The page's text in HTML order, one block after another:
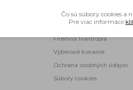
Čo sú súbory cookies a
Pre viac informácií
Informácia pre verejnosť
Objednávky a faktúry
Firemná filantropia
Výberové konanie
Ochrana osobných údajov
Súbory cookies